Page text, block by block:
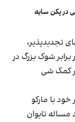
در پکن سایه
تجدیدپذیر،
برابر شوک بزرگ در
کمک شی
با مارکو
مساله تایوان